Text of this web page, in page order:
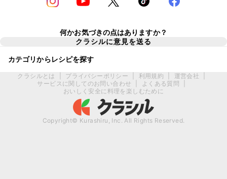
何かお気づきの点はありますか？
クラシルに意見を送る
カテゴリからレシピを探す
クラシルとは プライバシーポリシー 利用規約 運営会社
サービスに関してのお問い合わせ
よくある質問
おいしく安全に料理を楽しむために
Copyright© Kurashiru, Inc. All Rights Reserved.